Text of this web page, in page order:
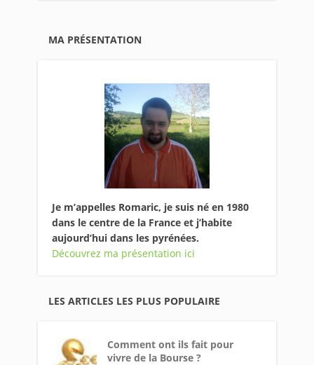
MA PRÉSENTATION
Je m’appelles Romaric, je suis né en 1980
dans le centre de la France et j’habite
aujourd’hui dans les pyrénées.
Découvrez ma présentation ici
LES ARTICLES LES PLUS POPULAIRE
Comment ont ils fait pour
vivre de la Bourse ?